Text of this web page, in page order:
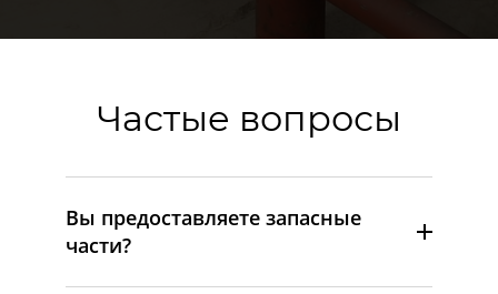
Частые вопросы
Вы предоставляете запасные
части?